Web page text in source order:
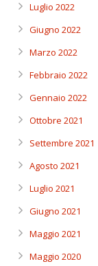
Luglio 2022
Giugno 2022
Marzo 2022
Febbraio 2022
Gennaio 2022
Ottobre 2021
Settembre 2021
Agosto 2021
Luglio 2021
Giugno 2021
Maggio 2021
Maggio 2020